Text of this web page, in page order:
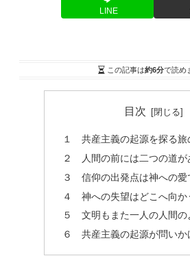
LINE
この記事は約6分で読め
目次
１ 共産主義の起源を探る旅
２ 人間の前には二つの道が
３ 信仰の出発点は神への愛
４ 神への失望はどこへ向か
５ 文明もまた一人の人間の
６ 共産主義の起源が問いか